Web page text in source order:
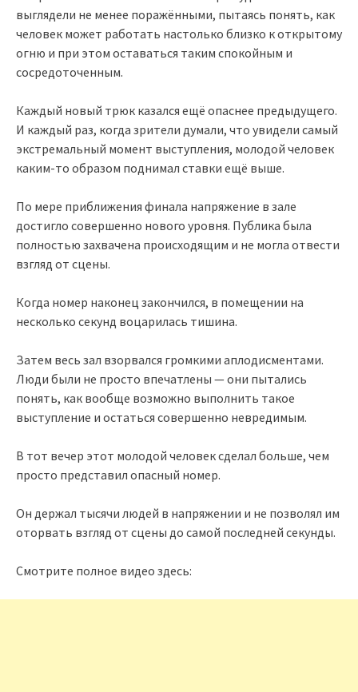
выглядели не менее поражёнными, пытаясь понять, как
человек может работать настолько близко к открытому
огню и при этом оставаться таким спокойным и
сосредоточенным.
Каждый новый трюк казался ещё опаснее предыдущего.
И каждый раз, когда зрители думали, что увидели самый
экстремальный момент выступления, молодой человек
каким-то образом поднимал ставки ещё выше.
По мере приближения финала напряжение в зале
достигло совершенно нового уровня. Публика была
полностью захвачена происходящим и не могла отвести
взгляд от сцены.
Когда номер наконец закончился, в помещении на
несколько секунд воцарилась тишина.
Затем весь зал взорвался громкими аплодисментами.
Люди были не просто впечатлены — они пытались
понять, как вообще возможно выполнить такое
выступление и остаться совершенно невредимым.
В тот вечер этот молодой человек сделал больше, чем
просто представил опасный номер.
Он держал тысячи людей в напряжении и не позволял им
оторвать взгляд от сцены до самой последней секунды.
Смотрите полное видео здесь: